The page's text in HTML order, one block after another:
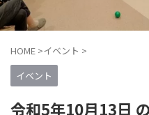
HOME >イベント >
イベント
令和5年10月13日